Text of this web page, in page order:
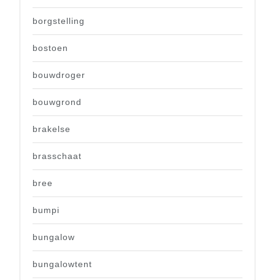
borgstelling
bostoen
bouwdroger
bouwgrond
brakelse
brasschaat
bree
bumpi
bungalow
bungalowtent